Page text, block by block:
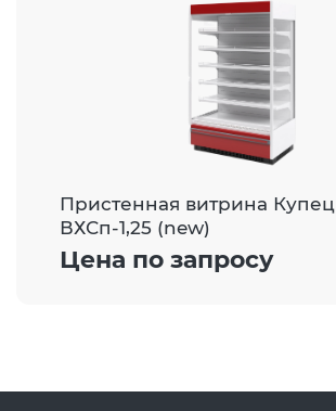
Пристенная витрина Купец
ВХСп-1,25 (new)
Цена по запросу